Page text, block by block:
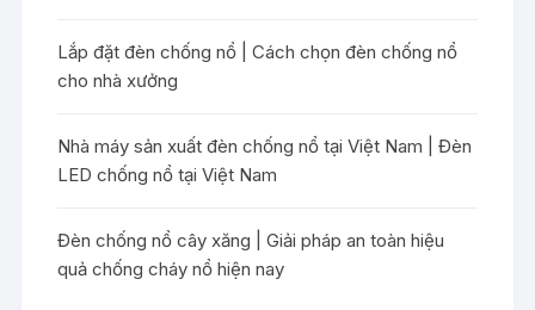
Lắp đặt đèn chống nổ | Cách chọn đèn chống nổ
cho nhà xưởng
Nhà máy sản xuất đèn chống nổ tại Việt Nam | Đèn
LED chống nổ tại Việt Nam
Đèn chống nổ cây xăng | Giải pháp an toàn hiệu
quả chống cháy nổ hiện nay